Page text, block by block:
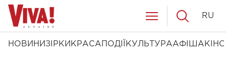
НОВИНИ ЗІРКИ КРАСА ПОДІЇ КУЛЬТУРААФІША КІНО
RU